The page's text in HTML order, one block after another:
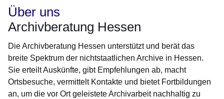
Über uns
Archivberatung Hessen
Die Archivberatung Hessen unterstützt und berät das
breite Spektrum der nichtstaatlichen Archive in Hessen.
Sie erteilt Auskünfte, gibt Empfehlungen ab, macht
Ortsbesuche, vermittelt Kontakte und bietet Fortbildungen
an, um die vor Ort geleistete Archivarbeit nachhaltig zu